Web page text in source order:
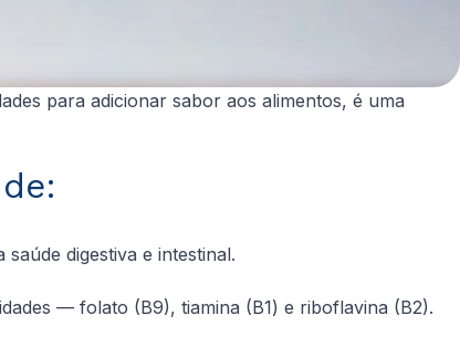
para adicionar sabor aos alimentos, é uma
digestiva e intestinal.
— folato (B9), tiamina (B1) e riboflavina (B2).